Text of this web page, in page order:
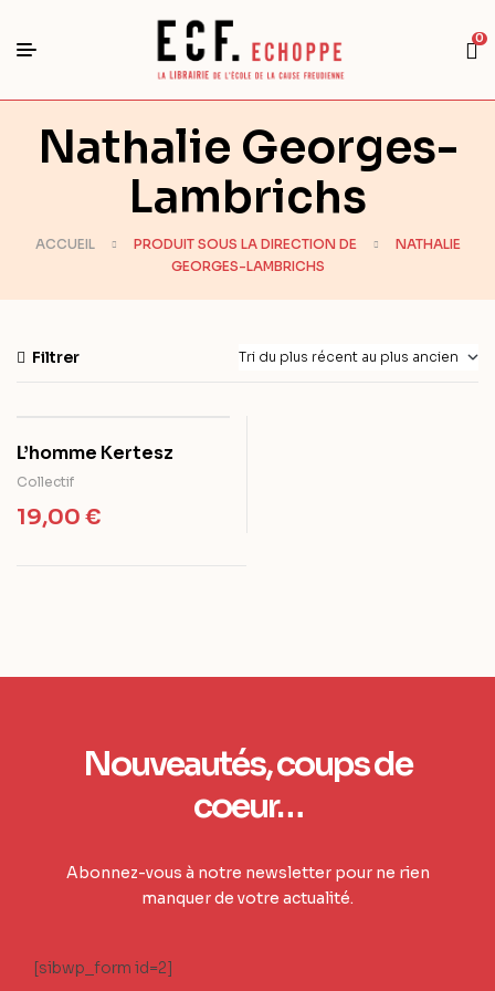
0
Nathalie Georges-
Lambrichs
ACCUEIL PRODUIT SOUS LA DIRECTION DE
NATHALIE
GEORGES-LAMBRICHS
Filtrer
L’homme Kertesz
Collectif
19,00 €
Nouveautés, coups de
coeur…
Abonnez-vous à notre newsletter pour ne rien
manquer de votre actualité.
[sibwp_form id=2]